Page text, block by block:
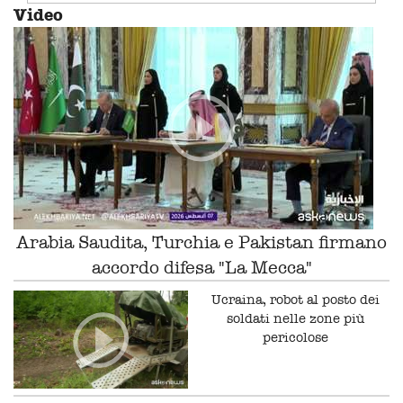
Video
Arabia Saudita, Turchia e Pakistan firmano
accordo difesa "La Mecca"
Ucraina, robot al posto dei
soldati nelle zone più
pericolose